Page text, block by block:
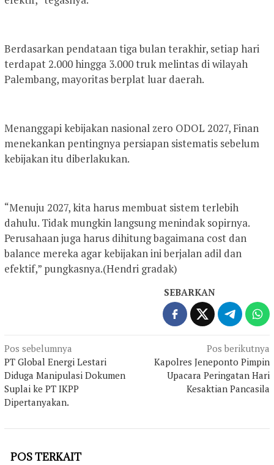
Berdasarkan pendataan tiga bulan terakhir, setiap hari
terdapat 2.000 hingga 3.000 truk melintas di wilayah
Palembang, mayoritas berplat luar daerah.
Menanggapi kebijakan nasional zero ODOL 2027, Finan
menekankan pentingnya persiapan sistematis sebelum
kebijakan itu diberlakukan.
“Menuju 2027, kita harus membuat sistem terlebih
dahulu. Tidak mungkin langsung menindak sopirnya.
Perusahaan juga harus dihitung bagaimana cost dan
balance mereka agar kebijakan ini berjalan adil dan
efektif,” pungkasnya.(Hendri gradak)
SEBARKAN
Navigasi
pos
Pos sebelumnya
PT Global Energi Lestari
Diduga Manipulasi Dokumen
Suplai ke PT IKPP
Dipertanyakan.
Pos berikutnya
Kapolres Jeneponto Pimpin
Upacara Peringatan Hari
Kesaktian Pancasila
POS TERKAIT